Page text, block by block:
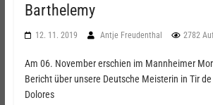
Barthelemy
12. 11. 2019 Antje Freudenthal 2782
Am 06. November erschien im Mannheimer
Bericht über unsere Deutsche Meisterin in Tir
Dolores